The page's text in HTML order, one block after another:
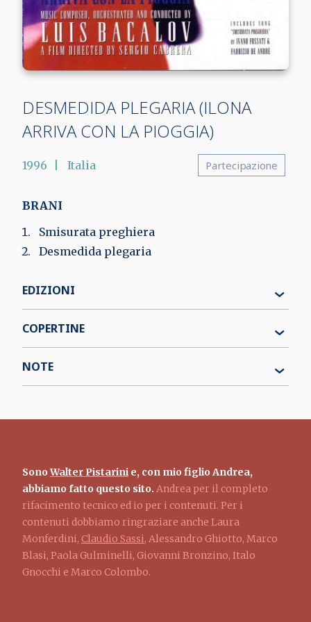
DESMEDIDA PLEGARIA (ILONA
ARRIVA CON LA PIOGGIA)
1996 Italia Partecipazione
BRANI
Smisurata preghiera
Desmedida plegaria
EDIZIONI
COPERTINE
NOTE
SonoWalter Pistarini e, con mio figlio Andrea,
abbiamo fatto questo sito. Andrea per il completo
rifacimento tecnico ed io per i contenuti. Per i
contenuti dobbiamo ringraziare anche Laura
Monferdini, Claudio Sassi, Alessandro Ghiotto, Marco
Blasi, Paola Gulminelli, Giovanni Bronzino, Italo
Gnocchi e Marco Colombo.